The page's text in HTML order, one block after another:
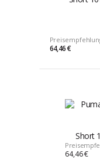
64,46 €
Short
64,46 €